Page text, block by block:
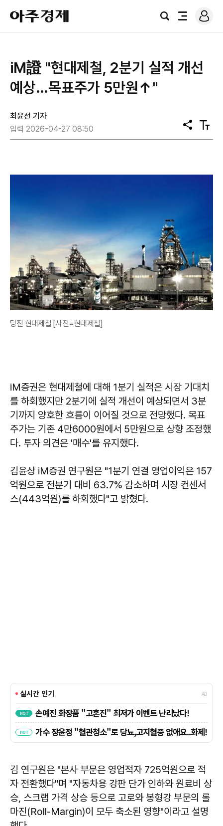
아
주
경
검
전
로
그
iM證 "현대제철, 2분기 실적 개선
예상…목표주가 5만원↑"
최윤선 기자
입력 2026-04-27 08:50
공
유
텍
스
당진 현대제철 [사진=현대제철]
iM증권은 현대제철에 대해 1분기 실적은 시장 기대치
를 하회했지만 2분기에 실적 개선이 예상되면서 3분
기까지 양호한 흐름이 이어질 것으로 전망했다. 목표
주가는 기존 4만6000원에서 5만원으로 상향 조정했
다. 투자 의견은 '매수'를 유지했다.
김윤상 iM증권 연구원은 "1분기 연결 영업이익은 157
억원으로 전분기 대비 63.7% 감소하며 시장 컨센서
스(443억원)를 하회했다"고 밝혔다.
김 연구원은 "본사 부문은 영업적자 725억원으로 적
자 전환했다"며 "자동차용 강판 단가 인하와 원료비 상
승, 스크랩 가격 상승 등으로 고로와 봉형강 부문의 롤
마진(Roll-Margin)이 모두 축소된 영향"이라고 설명